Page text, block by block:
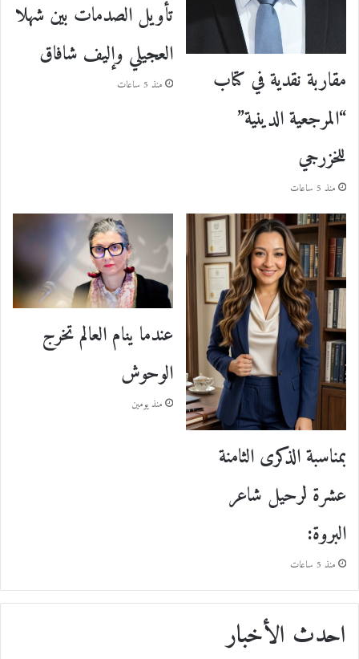
مقاربة نقدية في كتاب
“المرجعية الدينية”
للخزرجي
منذ 5 ساعات
تأويل الصدمات بين شهلا
العجيلي وإليف شافاق
منذ 5 ساعات
بمناسبة الذكرى الثامنة
عشرة لرحيل شاعر
البروة:
منذ 5 ساعات
عندما ينام العالم تخرج
الوحوش
منذ يومين
احدث الأخبار